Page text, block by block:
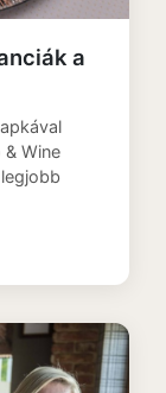
a
Wine